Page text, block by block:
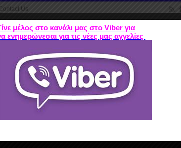
Us
μέλος στο κανάλι μας στο Viber για
ενημερώνεσαι για τις νέες μας αγγελίες